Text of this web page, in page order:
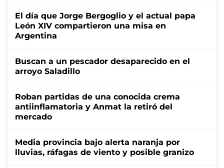
El día que Jorge Bergoglio y el actual papa
León XIV compartieron una misa en
Argentina
Buscan a un pescador desaparecido en el
arroyo Saladillo
Roban partidas de una conocida crema
antiinflamatoria y Anmat la retiró del
mercado
Media provincia bajo alerta naranja por
lluvias, ráfagas de viento y posible granizo